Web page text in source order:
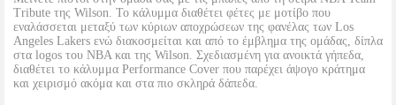
Tribute της Wilson. Το κάλυμμα διαθέτει φέτες με μοτίβο που
εναλάσσεται μεταξύ των κύριων αποχρώσεων της φανέλας των Los
Angeles Lakers ενώ διακοσμείται και από το έμβλημα της ομάδας, δίπλα
στα logos του NBA και της Wilson. Σχεδιασμένη για ανοικτά γήπεδα,
διαθέτει το κάλυμμα Performance Cover που παρέχει άψογο κράτημα
και χειρισμό ακόμα και στα πιο σκληρά δάπεδα.